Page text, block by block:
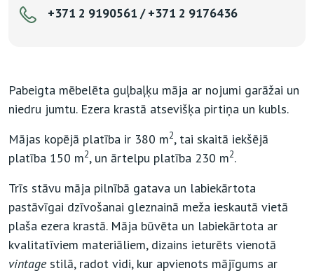
+371 2 9190561 / +371 2 9176436
Pabeigta mēbelēta guļbaļķu māja ar nojumi garāžai un
niedru jumtu. Ezera krastā atsevišķa pirtiņa un kubls.
Mājas kopējā platība ir 380 m2, tai skaitā iekšējā
platība 150 m2, un ārtelpu platība 230 m2.
Trīs stāvu māja pilnībā gatava un labiekārtota
pastāvīgai dzīvošanai gleznainā meža ieskautā vietā
plaša ezera krastā. Māja būvēta un labiekārtota ar
kvalitatīviem materiāliem, dizains ieturēts vienotā
vintagestilā, radot vidi, kur apvienots mājīgums ar